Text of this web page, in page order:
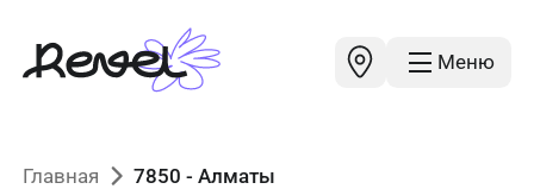
Меню
Главная 7850 - Алматы